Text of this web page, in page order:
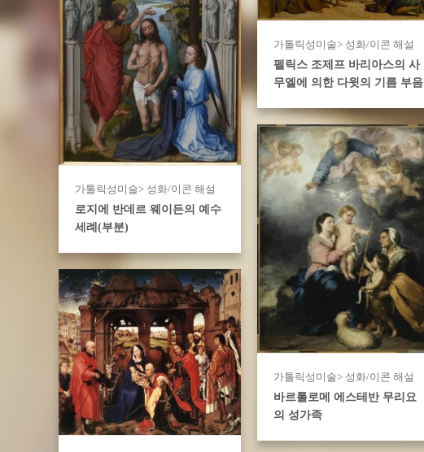
가톨릭성미술> 성화/이콘 해설
로지에 반데르 웨이든의 예수
세례(부분)
가톨릭성미술> 성화/이콘 해설
펠릭스 조제프 바리아스의 사
무엘에 의한 다윗의 기름 부음
가톨릭성미술> 성화/이콘 해설
바르톨로메 에스테반 무리요
의 성가족